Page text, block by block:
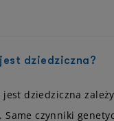
dziedziczna?
jest dziedziczna
Same czynniki